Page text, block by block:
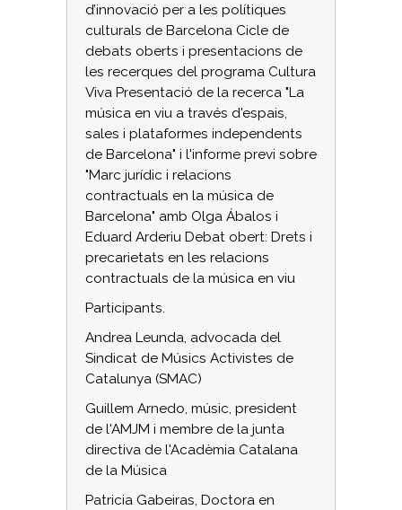
d’innovació per a les polítiques
culturals de Barcelona Cicle de
debats oberts i presentacions de
les recerques del programa Cultura
Viva Presentació de la recerca "La
música en viu a través d'espais,
sales i plataformes independents
de Barcelona" i l'informe previ sobre
"Marc jurídic i relacions
contractuals en la música de
Barcelona" amb Olga Ábalos i
Eduard Arderiu Debat obert: Drets i
precarietats en les relacions
contractuals de la música en viu
Participants.
Andrea Leunda, advocada del
Sindicat de Músics Activistes de
Catalunya (SMAC)
Guillem Arnedo, músic, president
de l'AMJM i membre de la junta
directiva de l'Acadèmia Catalana
de la Música
Patricia Gabeiras, Doctora en